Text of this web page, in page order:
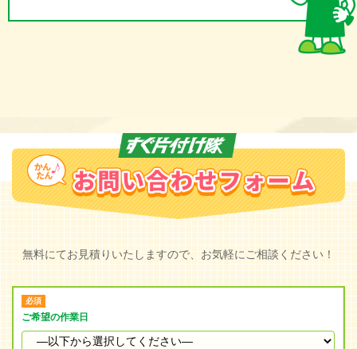
無料にてお見積りいたしますので、お気軽にご相談ください！
ご希望の作業日